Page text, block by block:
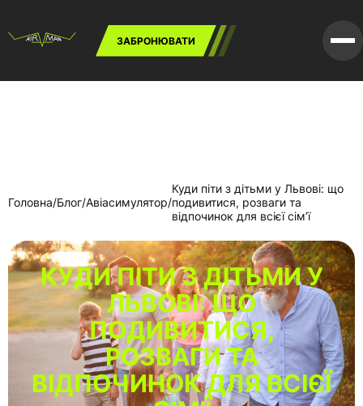
content
ЗАБРОНЮВАТИ
Головна/Блог/Авіасимулятор/
Куди піти з дітьми у Львові: що
подивитися, розваги та
відпочинок для всієї сім’ї
КУДИ ПІТИ З ДІТЬМИ У
ЛЬВОВІ: ЩО
ПОДИВИТИСЯ,
РОЗВАГИ ТА
ВІДПОЧИНОК ДЛЯ ВСІЄЇ